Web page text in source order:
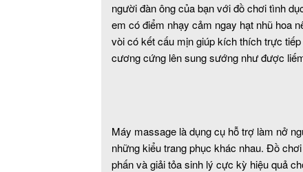
người đàn ông của bạn với đồ chơi tình
em có điểm nhạy cảm ngay hạt nhũ hoa
vòi có kết cấu mịn giúp kích thích trực
cương cứng lên sung sướng như được
Máy massage là dụng cụ hỗ trợ làm nở
những kiểu trang phục khác nhau. Đồ
phấn và giải tỏa sinh lý cực kỳ hiệu quả